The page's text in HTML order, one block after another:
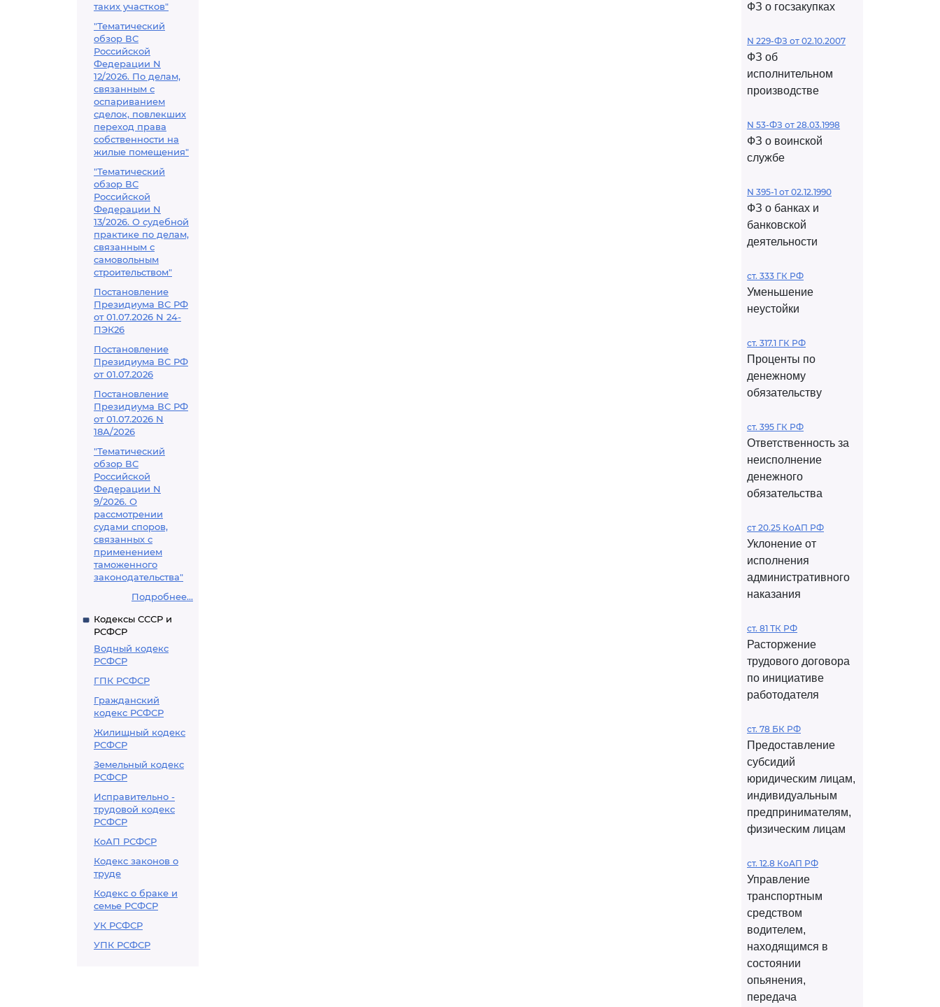
таких участков"
"Тематический
обзор ВС
Российской
Федерации N
12/2026. По делам,
связанным с
оспариванием
сделок, повлекших
переход права
собственности на
жилые помещения"
"Тематический
обзор ВС
Российской
Федерации N
13/2026. О судебной
практике по делам,
связанным с
самовольным
строительством"
Постановление
Президиума ВС РФ
от 01.07.2026 N 24-
ПЭК26
Постановление
Президиума ВС РФ
от 01.07.2026
Постановление
Президиума ВС РФ
от 01.07.2026 N
18А/2026
"Тематический
обзор ВС
Российской
Федерации N
9/2026. О
рассмотрении
судами споров,
связанных с
применением
таможенного
законодательства"
Подробнее...
Кодексы СССР и
РСФСР
Водный кодекс
РСФСР
ГПК РСФСР
Гражданский
кодекс РСФСР
Жилищный кодекс
РСФСР
Земельный кодекс
РСФСР
Исправительно -
трудовой кодекс
РСФСР
КоАП РСФСР
Кодекс законов о
труде
Кодекс о браке и
семье РСФСР
УК РСФСР
УПК РСФСР
ФЗ о госзакупках
N 229-ФЗ от 02.10.2007
ФЗ об
исполнительном
производстве
N 53-ФЗ от 28.03.1998
ФЗ о воинской
службе
N 395-1 от 02.12.1990
ФЗ о банках и
банковской
деятельности
ст. 333 ГК РФ
Уменьшение
неустойки
ст. 317.1 ГК РФ
Проценты по
денежному
обязательству
ст. 395 ГК РФ
Ответственность за
неисполнение
денежного
обязательства
ст 20.25 КоАП РФ
Уклонение от
исполнения
административного
наказания
ст. 81 ТК РФ
Расторжение
трудового договора
по инициативе
работодателя
ст. 78 БК РФ
Предоставление
субсидий
юридическим лицам,
индивидуальным
предпринимателям,
физическим лицам
ст. 12.8 КоАП РФ
Управление
транспортным
средством
водителем,
находящимся в
состоянии
опьянения,
передача